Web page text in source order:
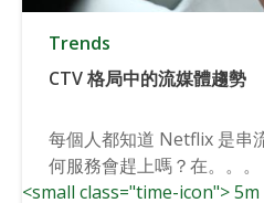
Trends
CTV 格局中的流媒體趨勢
每個人都知道 Netflix 是串
何服務會趕上嗎？在。。。
<small class="time-icon">